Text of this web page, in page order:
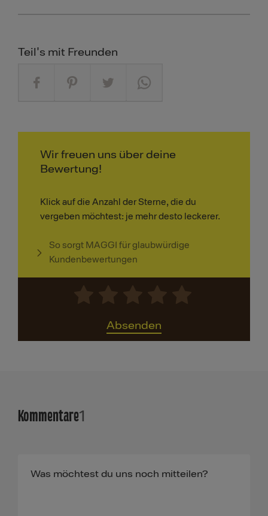
Teil's mit Freunden
Wir freuen uns über deine
Bewertung!
Klick auf die Anzahl der Sterne, die du
vergeben möchtest: je mehr desto leckerer.
So sorgt MAGGI für glaubwürdige
Kundenbewertungen
Absenden
Kommentare1